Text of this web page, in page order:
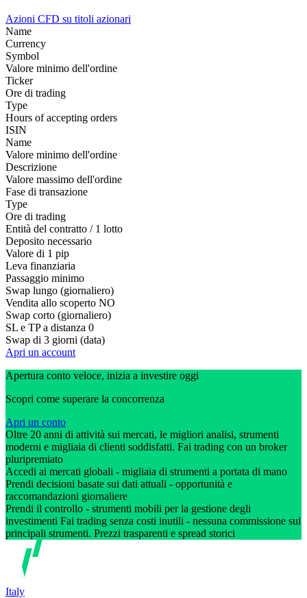
Azioni CFD su titoli azionari
Name
Currency
Symbol
Valore minimo dell'ordine
Ticker
Ore di trading
Type
Hours of accepting orders
ISIN
Name
Valore minimo dell'ordine
Descrizione
Valore massimo dell'ordine
Fase di transazione
Type
Ore di trading
Entità del contratto / 1 lotto
Deposito necessario
Valore di 1 pip
Leva finanziaria
Passaggio minimo
Swap lungo (giornaliero)
Vendita allo scoperto NO
Swap corto (giornaliero)
SL e TP a distanza 0
Swap di 3 giorni (data)
Apri un account
Apertura conto veloce, inizia a investire oggi
Scopri come superare la concorrenza
Apri un conto
Oltre 20 anni di attività sui mercati, le migliori analisi, strumenti
moderni e migliaia di clienti soddisfatti. Fai trading con un broker
pluripremiato
Accedi ai mercati globali - migliaia di strumenti a portata di mano
Prendi decisioni basate sui dati attuali - opportunità e
raccomandazioni giornaliere
Prendi il controllo - strumenti mobili per la gestione degli
investimenti Fai trading senza costi inutili - nessuna commissione sui
principali strumenti. Prezzi trasparenti e spread storici
Italy